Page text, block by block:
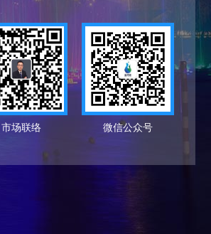
市场联络 微信公众号